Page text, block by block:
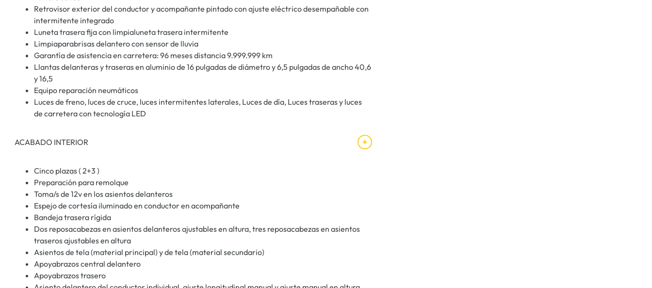
Retrovisor exterior del conductor y acompañante pintado con ajuste eléctrico desempañable con
intermitente integrado
Luneta trasera fija con limpialuneta trasera intermitente
Limpiaparabrisas delantero con sensor de lluvia
Garantía de asistencia en carretera: 96 meses distancia 9.999.999 km
Llantas delanteras y traseras en aluminio de 16 pulgadas de diámetro y 6,5 pulgadas de ancho 40,6
y 16,5
Equipo reparación neumáticos
Luces de freno, luces de cruce, luces intermitentes laterales, Luces de día, Luces traseras y luces
de carretera con tecnología LED
ACABADO INTERIOR
Cinco plazas ( 2+3 )
Preparación para remolque
Toma/s de 12v en los asientos delanteros
Espejo de cortesía iluminado en conductor en acompañante
Bandeja trasera rígida
Dos reposacabezas en asientos delanteros ajustables en altura, tres reposacabezas en asientos
traseros ajustables en altura
Asientos de tela (material principal) y de tela (material secundario)
Apoyabrazos central delantero
Apoyabrazos trasero